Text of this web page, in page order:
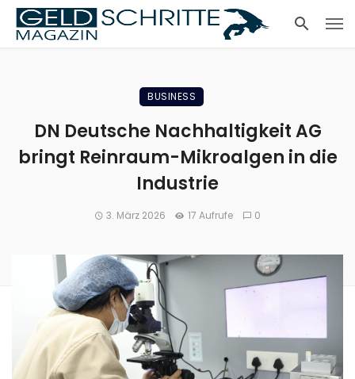
BUSINESS
DN Deutsche Nachhaltigkeit AG
bringt Reinraum-Mikroalgen in die
Industrie
3. März 2026 17 Aufrufe 0